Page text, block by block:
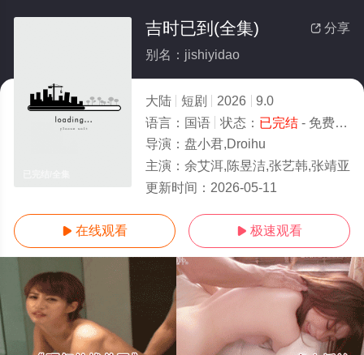
 分享
吉时已到(全集)
别名：jishiyidao
大陆 短剧 2026
9.0
语言： 国语 状态： 已完结- 免费在线观看
导演： 盘小君,Droihu
主演： 余艾洱,陈昱洁,张艺韩,张靖亚
更新时间： 2026-05-11
 在线观看  极速观看